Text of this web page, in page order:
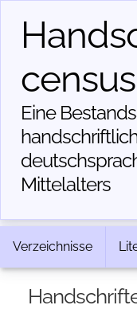
census
Eine
Mittelalters
Verzeichnisse